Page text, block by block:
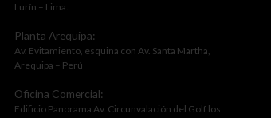
Lurín – Lima.
Planta Arequipa:
Av. Evitamiento, esquina con Av. Santa Martha,
Arequipa – Perú
Oficina Comercial:
Edificio Panorama Av. Circunvalación del Golf los